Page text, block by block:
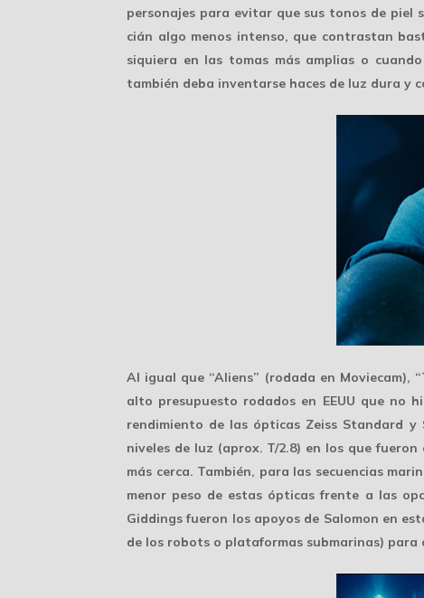
personajes para evitar que sus tonos de piel
cián algo menos intenso, que contrastan
siquiera en las tomas más amplias o
también deba inventarse haces de luz dura y
Al igual que “Aliens” (rodada en Moviecam),
alto presupuesto rodados en EEUU que no
rendimiento de las ópticas Zeiss Standard y
niveles de luz (aprox. T/2.8) en los que
más cerca. También, para las secuencias
menor peso de estas ópticas frente a las
Giddings fueron los apoyos de Salomon en
de los robots o plataformas submarinas) para